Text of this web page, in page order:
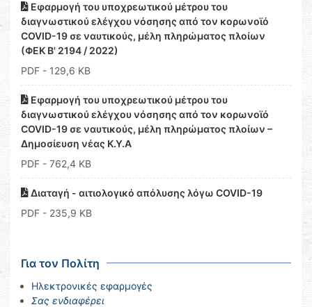
Εφαρμογή του υποχρεωτικού μέτρου του
διαγνωστικού ελέγχου νόσησης από τον κορωνοϊό
COVID-19 σε ναυτικούς, μέλη πληρώματος πλοίων
(ΦΕΚ Β' 2194 / 2022)
PDF - 129,6 KB
Εφαρμογή του υποχρεωτικού μέτρου του
διαγνωστικού ελέγχου νόσησης από τον κορωνοϊό
COVID-19 σε ναυτικούς, μέλη πληρώματος πλοίων –
Δημοσίευση νέας Κ.Υ.Α
PDF - 762,4 KB
Διαταγή - αιτιολογικό απόλυσης λόγω COVID-19
PDF - 235,9 KB
Για τον Πολίτη
Ηλεκτρονικές εφαρμογές
Σας ενδιαφέρει